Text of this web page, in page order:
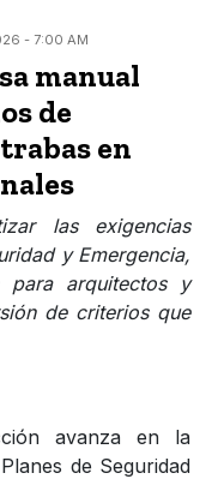
- 7:00 AM
manual
de
en
las exigencias
y Emergencia,
para arquitectos y
de criterios que
avanza en la
de Seguridad